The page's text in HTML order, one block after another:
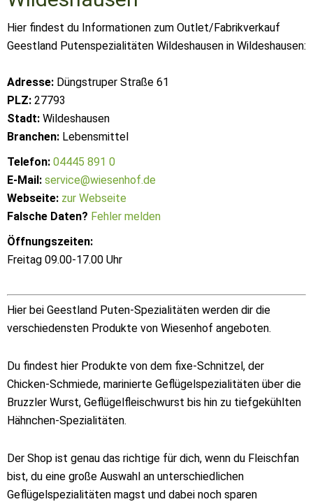
Hier findest du Informationen zum Outlet/Fabrikverkauf
Geestland Putenspezialitäten Wildeshausen in Wildeshausen:
Adresse: Düngstruper Straße 61
PLZ: 27793
Stadt: Wildeshausen
Branchen: Lebensmittel
Telefon: 04445 891 0
E-Mail: service@wiesenhof.de
Webseite: zur Webseite
Falsche Daten? Fehler melden
Öffnungszeiten:
Freitag 09.00-17.00 Uhr
Hier bei Geestland Puten-Spezialitäten werden dir die
verschiedensten Produkte von Wiesenhof angeboten.
Du findest hier Produkte von dem fixe-Schnitzel, der
Chicken-Schmiede, marinierte Geflügelspezialitäten über die
Bruzzler Wurst, Geflügelfleischwurst bis hin zu tiefgekühlten
Hähnchen-Spezialitäten.
Der Shop ist genau das richtige für dich, wenn du Fleischfan
bist, du eine große Auswahl an unterschiedlichen
Geflügelspezialitäten magst und dabei noch sparen